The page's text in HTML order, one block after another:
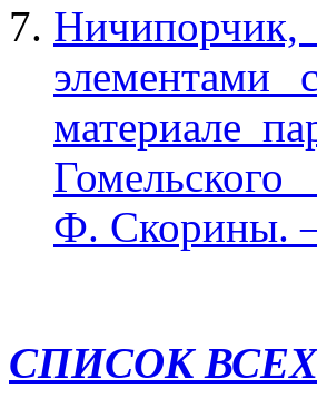
элементами
материале
Ф. Скорины.
СПИСОК